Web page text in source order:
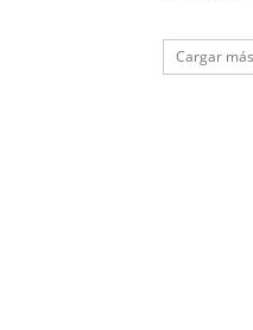
Cargar más